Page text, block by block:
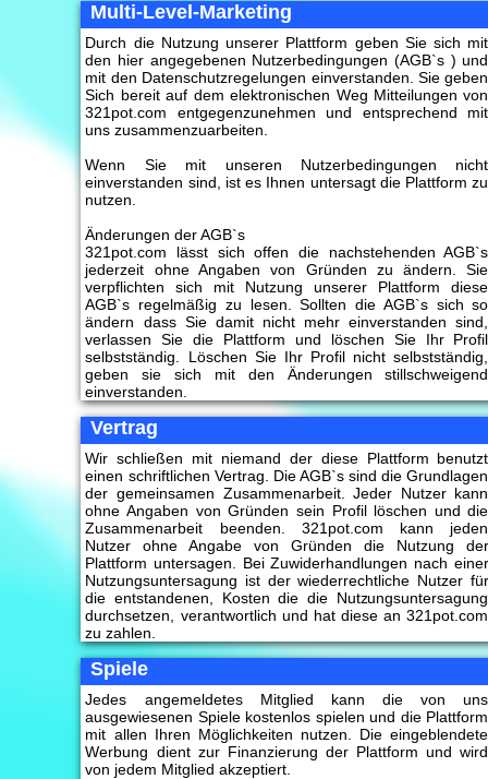
Multi-Level-Marketing
Durch die Nutzung unserer Plattform geben Sie sich mit
den hier angegebenen Nutzerbedingungen (AGB`s ) und
mit den Datenschutzregelungen einverstanden. Sie geben
Sich bereit auf dem elektronischen Weg Mitteilungen von
321pot.com entgegenzunehmen und entsprechend mit
uns zusammenzuarbeiten.
Wenn Sie mit unseren Nutzerbedingungen nicht
einverstanden sind, ist es Ihnen untersagt die Plattform zu
nutzen.
Änderungen der AGB`s
321pot.com lässt sich offen die nachstehenden AGB`s
jederzeit ohne Angaben von Gründen zu ändern. Sie
verpflichten sich mit Nutzung unserer Plattform diese
AGB`s regelmäßig zu lesen. Sollten die AGB`s sich so
ändern dass Sie damit nicht mehr einverstanden sind,
verlassen Sie die Plattform und löschen Sie Ihr Profil
selbstständig. Löschen Sie Ihr Profil nicht selbstständig,
geben sie sich mit den Änderungen stillschweigend
einverstanden.
Vertrag
Wir schließen mit niemand der diese Plattform benutzt
einen schriftlichen Vertrag. Die AGB`s sind die Grundlagen
der gemeinsamen Zusammenarbeit. Jeder Nutzer kann
ohne Angaben von Gründen sein Profil löschen und die
Zusammenarbeit beenden. 321pot.com kann jeden
Nutzer ohne Angabe von Gründen die Nutzung der
Plattform untersagen. Bei Zuwiderhandlungen nach einer
Nutzungsuntersagung ist der wiederrechtliche Nutzer für
die entstandenen, Kosten die die Nutzungsuntersagung
durchsetzen, verantwortlich und hat diese an 321pot.com
zu zahlen.
Spiele
Jedes angemeldetes Mitglied kann die von uns
ausgewiesenen Spiele kostenlos spielen und die Plattform
mit allen Ihren Möglichkeiten nutzen. Die eingeblendete
Werbung dient zur Finanzierung der Plattform und wird
von jedem Mitglied akzeptiert.